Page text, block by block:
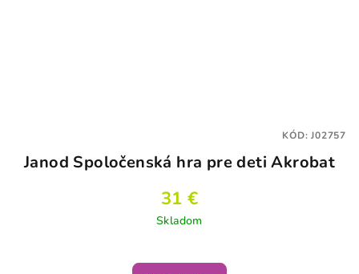
Janod Spoločenská hra pre deti Akrobat
31 €
Skladom
KÓD:J02757